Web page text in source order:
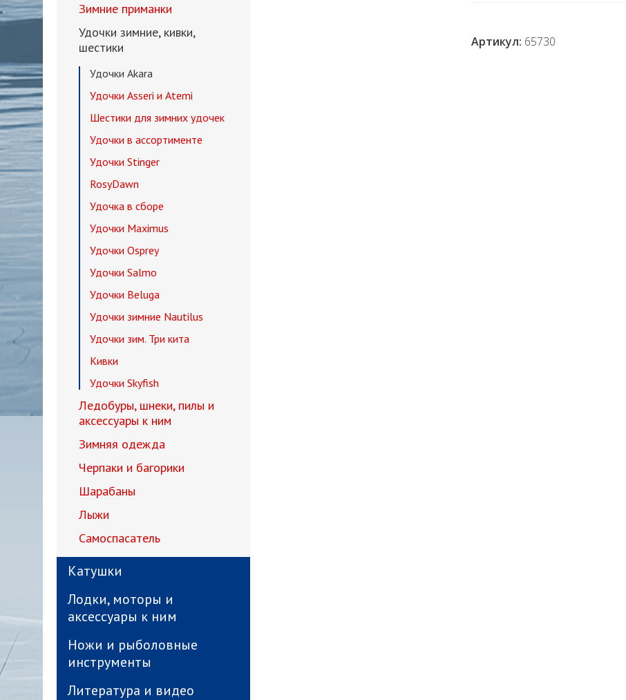
Зимние приманки
Удочки зимние, кивки,
шестики
Удочки Akara
Удочки Asseri и Atemi
Шестики для зимних удочек
Удочки в ассортименте
Удочки Stinger
RosyDawn
Удочка в сборе
Удочки Maximus
Удочки Osprey
Удочки Salmo
Удочки Beluga
Удочки зимние Nautilus
Удочки зим. Три кита
Кивки
Удочки Skyfish
Ледобуры, шнеки, пилы и
аксессуары к ним
Зимняя одежда
Черпаки и багорики
Шарабаны
Лыжи
Самоспасатель
Катушки
Лодки, моторы и
аксессуары к ним
Ножи и рыболовные
инструменты
Литература и видео
Артикул: 65730